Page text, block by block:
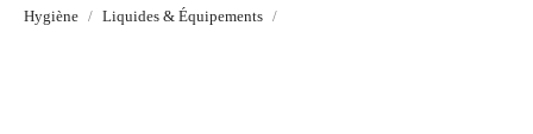
Hygiène Liquides & Équipements